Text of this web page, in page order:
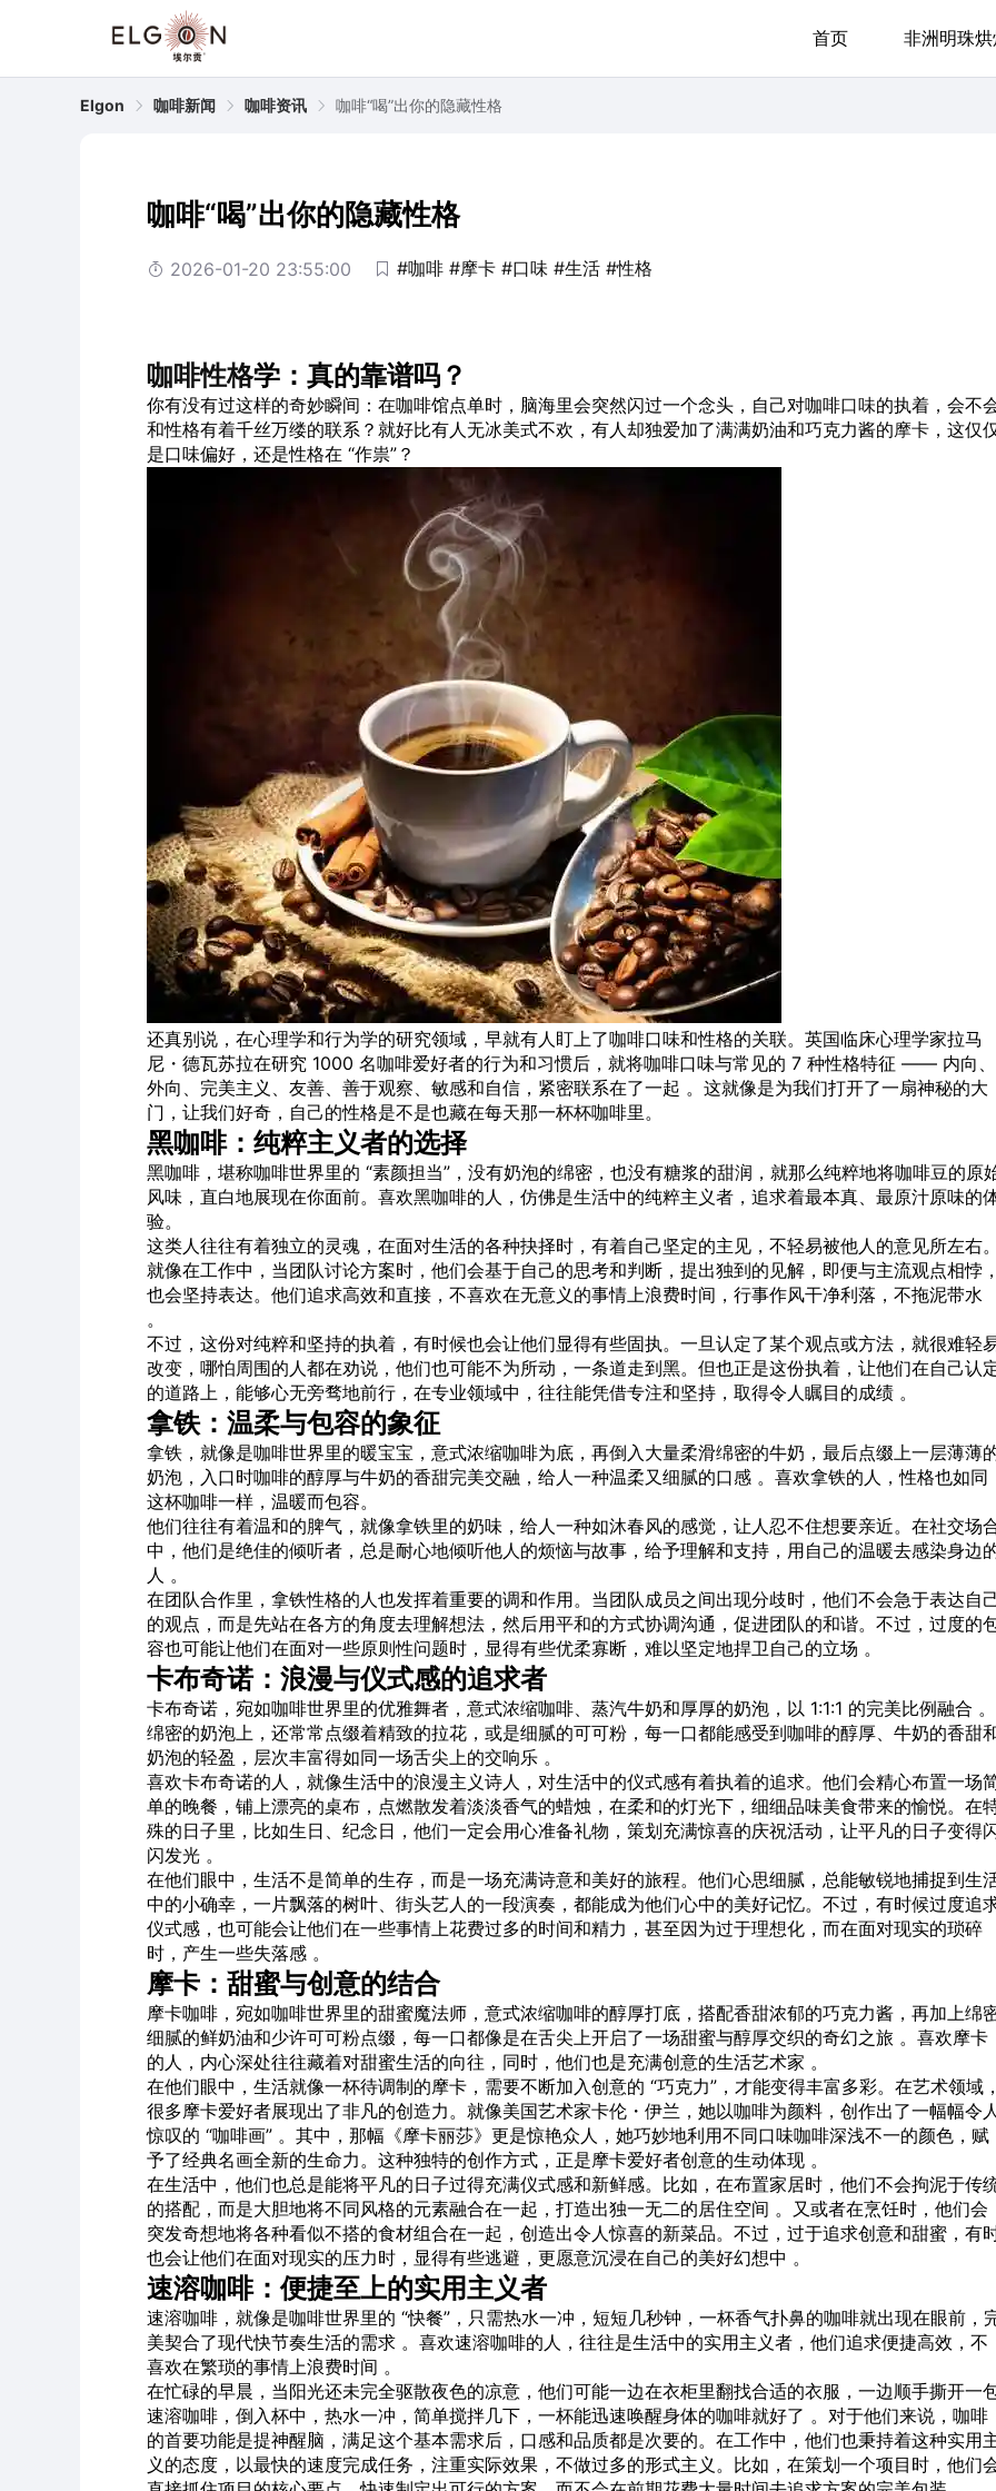
首页 非洲明珠
Elgon 咖啡新闻 咖啡资讯 咖啡“喝”出你的隐藏性格
咖啡“喝”出你的隐藏性格
2026-01-20 23:55:00 #咖啡 #摩卡 #口味 #生活 #性格
咖啡性格学：真的靠谱吗？
你有没有过这样的奇妙瞬间：在咖啡馆点单时，脑海里会突然闪过一个念头，自己对咖啡口味的执着，会不
和性格有着千丝万缕的联系？就好比有人无冰美式不欢，有人却独爱加了满满奶油和巧克力酱的摩卡 ，这仅
是口味偏好，还是性格在 “作祟”？
还真别说，在心理学和行为学的研究领域，早就有人盯上了咖啡口味和性格的关联。英国临床心理学家拉马
尼・德瓦苏拉在研究 1000 名咖啡爱好者的行为和习惯后，就将咖啡口味与常见的 7 种性格特征 —— 内向、
外向、完美主义、友善、善于观察、敏感和自信，紧密联系在了一起 。这就像是为我们打开了一扇神秘的大
门，让我们好奇，自己的性格是不是也藏在每天那一杯杯咖啡里。
黑咖啡：纯粹主义者的选择
黑咖啡，堪称咖啡世界里的 “素颜担当”，没有奶泡的绵密，也没有糖浆的甜润，就那么纯粹地将咖啡豆的原
风味，直白地展现在你面前。喜欢黑咖啡的人，仿佛是生活中的纯粹主义者，追求着最本真、最原汁原味的
验。
这类人往往有着独立的灵魂，在面对生活的各种抉择时，有着自己坚定的主见，不轻易被他人的意见所左右。
就像在工作中，当团队讨论方案时，他们会基于自己的思考和判断，提出独到的见解，即便与主流观点相悖，
也会坚持表达。他们追求高效和直接，不喜欢在无意义的事情上浪费时间，行事作风干净利落，不拖泥带水
。
不过，这份对纯粹和坚持的执着，有时候也会让他们显得有些固执。一旦认定了某个观点或方法，就很难轻
改变，哪怕周围的人都在劝说，他们也可能不为所动，一条道走到黑。但也正是这份执着，让他们在自己认
的道路上，能够心无旁骛地前行，在专业领域中，往往能凭借专注和坚持，取得令人瞩目的成绩 。
拿铁：温柔与包容的象征
拿铁，就像是咖啡世界里的暖宝宝，意式浓缩咖啡为底，再倒入大量柔滑绵密的牛奶，最后点缀上一层薄薄
奶泡，入口时咖啡的醇厚与牛奶的香甜完美交融，给人一种温柔又细腻的口感 。喜欢拿铁的人，性格也如同
这杯咖啡一样，温暖而包容。
他们往往有着温和的脾气，就像拿铁里的奶味，给人一种如沐春风的感觉，让人忍不住想要亲近。在社交场
中，他们是绝佳的倾听者，总是耐心地倾听他人的烦恼与故事，给予理解和支持，用自己的温暖去感染身边
人 。
在团队合作里，拿铁性格的人也发挥着重要的调和作用。当团队成员之间出现分歧时，他们不会急于表达自
的观点，而是先站在各方的角度去理解想法，然后用平和的方式协调沟通，促进团队的和谐。不过，过度的
容也可能让他们在面对一些原则性问题时，显得有些优柔寡断，难以坚定地捍卫自己的立场 。
卡布奇诺：浪漫与仪式感的追求者
卡布奇诺，宛如咖啡世界里的优雅舞者，意式浓缩咖啡、蒸汽牛奶和厚厚的奶泡，以 1:1:1 的完美比例融合 。
绵密的奶泡上，还常常点缀着精致的拉花，或是细腻的可可粉，每一口都能感受到咖啡的醇厚、牛奶的香甜
奶泡的轻盈，层次丰富得如同一场舌尖上的交响乐 。
喜欢卡布奇诺的人，就像生活中的浪漫主义诗人，对生活中的仪式感有着执着的追求。他们会精心布置一场
单的晚餐，铺上漂亮的桌布，点燃散发着淡淡香气的蜡烛，在柔和的灯光下，细细品味美食带来的愉悦。在
殊的日子里，比如生日、纪念日，他们一定会用心准备礼物，策划充满惊喜的庆祝活动，让平凡的日子变得
闪发光 。
在他们眼中，生活不是简单的生存，而是一场充满诗意和美好的旅程。他们心思细腻，总能敏锐地捕捉到生
中的小确幸，一片飘落的树叶、街头艺人的一段演奏，都能成为他们心中的美好记忆。不过，有时候过度追
仪式感，也可能会让他们在一些事情上花费过多的时间和精力，甚至因为过于理想化，而在面对现实的琐碎
时，产生一些失落感 。
摩卡：甜蜜与创意的结合
摩卡咖啡，宛如咖啡世界里的甜蜜魔法师，意式浓缩咖啡的醇厚打底，搭配香甜浓郁的巧克力酱，再加上绵
细腻的鲜奶油和少许可可粉点缀，每一口都像是在舌尖上开启了一场甜蜜与醇厚交织的奇幻之旅 。喜欢摩卡
的人，内心深处往往藏着对甜蜜生活的向往，同时，他们也是充满创意的生活艺术家 。
在他们眼中，生活就像一杯待调制的摩卡，需要不断加入创意的 “巧克力”，才能变得丰富多彩。在艺术领域，
很多摩卡爱好者展现出了非凡的创造力。就像美国艺术家卡伦・伊兰，她以咖啡为颜料，创作出了一幅幅令
惊叹的 “咖啡画” 。其中，那幅《摩卡丽莎》更是惊艳众人，她巧妙地利用不同口味咖啡深浅不一的颜色，赋
予了经典名画全新的生命力。这种独特的创作方式，正是摩卡爱好者创意的生动体现 。
在生活中，他们也总是能将平凡的日子过得充满仪式感和新鲜感。比如，在布置家居时，他们不会拘泥于传
的搭配，而是大胆地将不同风格的元素融合在一起，打造出独一无二的居住空间 。又或者在烹饪时，他们会
突发奇想地将各种看似不搭的食材组合在一起，创造出令人惊喜的新菜品。不过，过于追求创意和甜蜜，有
也会让他们在面对现实的压力时，显得有些逃避，更愿意沉浸在自己的美好幻想中 。
速溶咖啡：便捷至上的实用主义者
速溶咖啡，就像是咖啡世界里的 “快餐”，只需热水一冲，短短几秒钟，一杯香气扑鼻的咖啡就出现在眼前，
美契合了现代快节奏生活的需求 。喜欢速溶咖啡的人，往往是生活中的实用主义者，他们追求便捷高效，不
喜欢在繁琐的事情上浪费时间 。
在忙碌的早晨，当阳光还未完全驱散夜色的凉意，他们可能一边在衣柜里翻找合适的衣服，一边顺手撕开一
速溶咖啡，倒入杯中，热水一冲，简单搅拌几下，一杯能迅速唤醒身体的咖啡就好了 。对于他们来说，咖啡
的首要功能是提神醒脑，满足这个基本需求后，口感和品质都是次要的。在工作中，他们也秉持着这种实用
义的态度，以最快的速度完成任务，注重实际效果，不做过多的形式主义。比如，在策划一个项目时，他们